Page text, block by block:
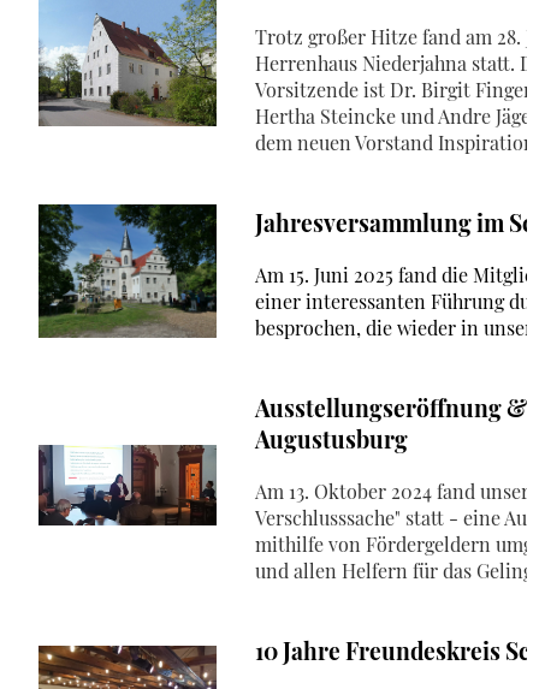
Trotz großer Hitze fand am 28.
Herrenhaus Niederjahna statt.
Vorsitzende ist Dr. Birgit
Hertha Steincke und Andre
dem neuen Vorstand
Jahresversammlung im
Am 15. Juni 2025 fand die
einer interessanten Führung
besprochen, die wieder in
Ausstellungseröffnung &
Augustusburg
Am 13. Oktober 2024 fand
Verschlusssache" statt - eine
mithilfe von Fördergeldern
und allen Helfern für das
10 Jahre Freundeskreis